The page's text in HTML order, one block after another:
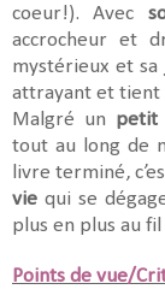
coeur!). Avec
accrocheur et
mystérieux et sa
attrayant et tient
Malgré un petit
tout au long de
livre terminé,
vie qui se
plus en plus au
Points de vue/